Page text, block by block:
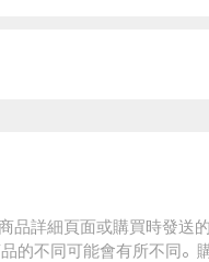
品詳細頁面或購買時發送的
的不同可能會有所不同。